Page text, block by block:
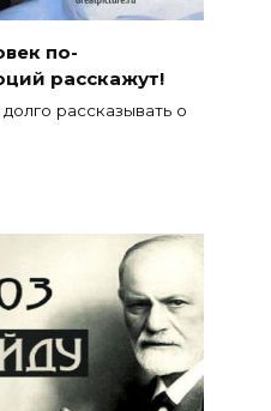
по-
расскажут!
рассказывать о